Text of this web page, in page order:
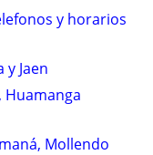
y horarios
y Jaen
Huamanga
Mollendo